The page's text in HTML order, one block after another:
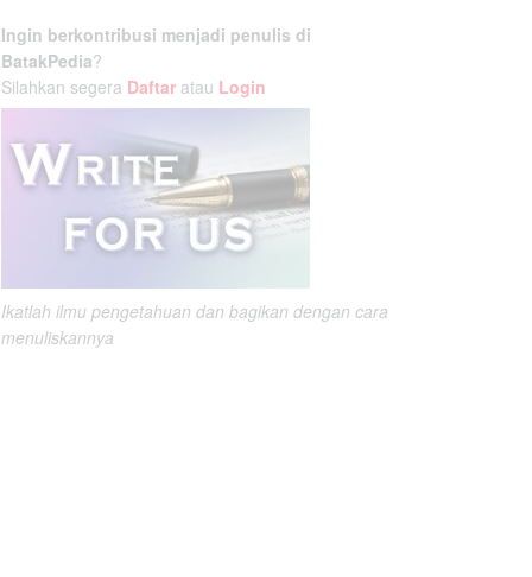
Ingin berkontribusi menjadi penulis di
BatakPedia?
Silahkan segera Daftar atau Login
Ikatlah ilmu pengetahuan dan bagikan dengan cara
menuliskannya